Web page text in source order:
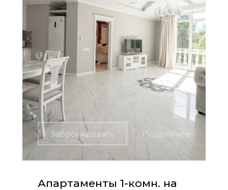
Апартаменты 1-комн. на
Подробнее
Забронировать